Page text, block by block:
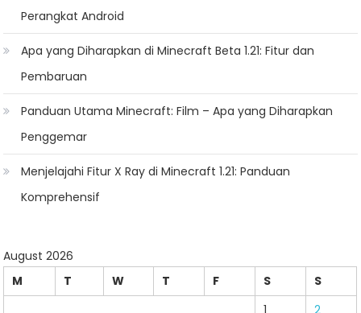
Perangkat Android
Apa yang Diharapkan di Minecraft Beta 1.21: Fitur dan
Pembaruan
Panduan Utama Minecraft: Film – Apa yang Diharapkan
Penggemar
Menjelajahi Fitur X Ray di Minecraft 1.21: Panduan
Komprehensif
August 2026
M
T W T F S
S